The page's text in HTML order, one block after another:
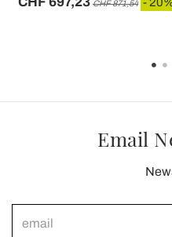
CHF 871,54 -
Email